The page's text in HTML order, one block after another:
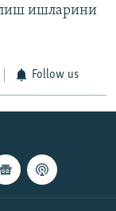
ишларини
Follow us